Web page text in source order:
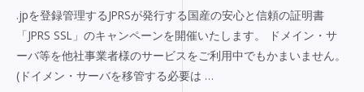
お
.jpを登録管理するJPRSが発行する国産の安心と信頼の証明書
「JPRS SSL」のキャンペーンを開催いたします。 ドメイン・サ
ーバ等を他社事業者様のサービスをご利用中でもかまいません。
(ドイメン・サーバを移管する必要は …
終
了】
JPRS
SSL